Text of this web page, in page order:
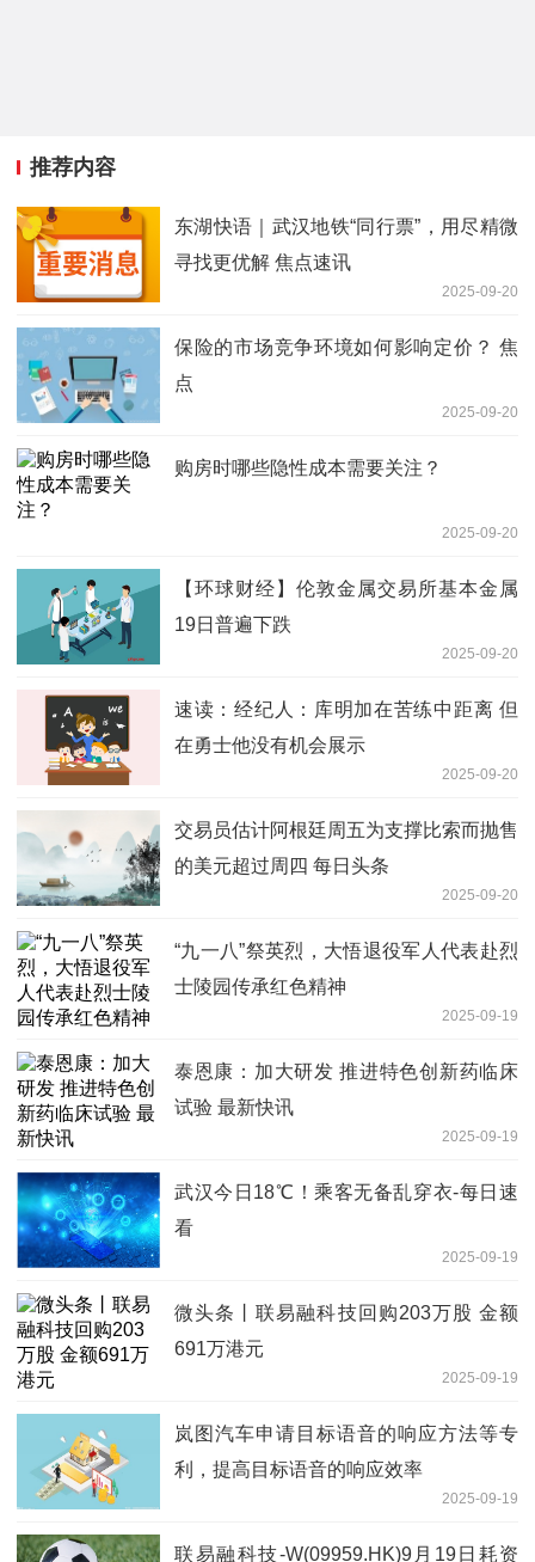
推荐内容
东湖快语｜武汉地铁“同行票”，用尽精微
寻找更优解 焦点速讯
2025-09-20
保险的市场竞争环境如何影响定价？ 焦
点
2025-09-20
购房时哪些隐性成本需要关注？
2025-09-20
【环球财经】伦敦金属交易所基本金属
19日普遍下跌
2025-09-20
速读：经纪人：库明加在苦练中距离 但
在勇士他没有机会展示
2025-09-20
交易员估计阿根廷周五为支撑比索而抛售
的美元超过周四 每日头条
2025-09-20
“九一八”祭英烈，大悟退役军人代表赴烈
士陵园传承红色精神
2025-09-19
泰恩康：加大研发 推进特色创新药临床
试验 最新快讯
2025-09-19
武汉今日18℃！乘客无备乱穿衣-每日速
看
2025-09-19
微头条丨联易融科技回购203万股 金额
691万港元
2025-09-19
岚图汽车申请目标语音的响应方法等专
利，提高目标语音的响应效率
2025-09-19
联易融科技-W(09959.HK)9月19日耗资